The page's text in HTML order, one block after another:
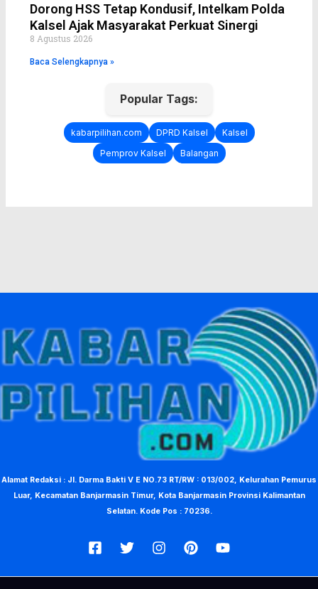
Dorong HSS Tetap Kondusif, Intelkam Polda
Kalsel Ajak Masyarakat Perkuat Sinergi
8 Agustus 2026
Baca Selengkapnya »
Popular Tags:
kabarpilihan.com DPRD Kalsel
Kalsel
Pemprov Kalsel
Balangan
Alamat Redaksi : Jl. Darma Bakti V E NO.73 RT/RW : 013/002, Kelurahan Pemurus
Luar, Kecamatan Banjarmasin Timur, Kota Banjarmasin Provinsi Kalimantan
Selatan. Kode Pos : 70236.